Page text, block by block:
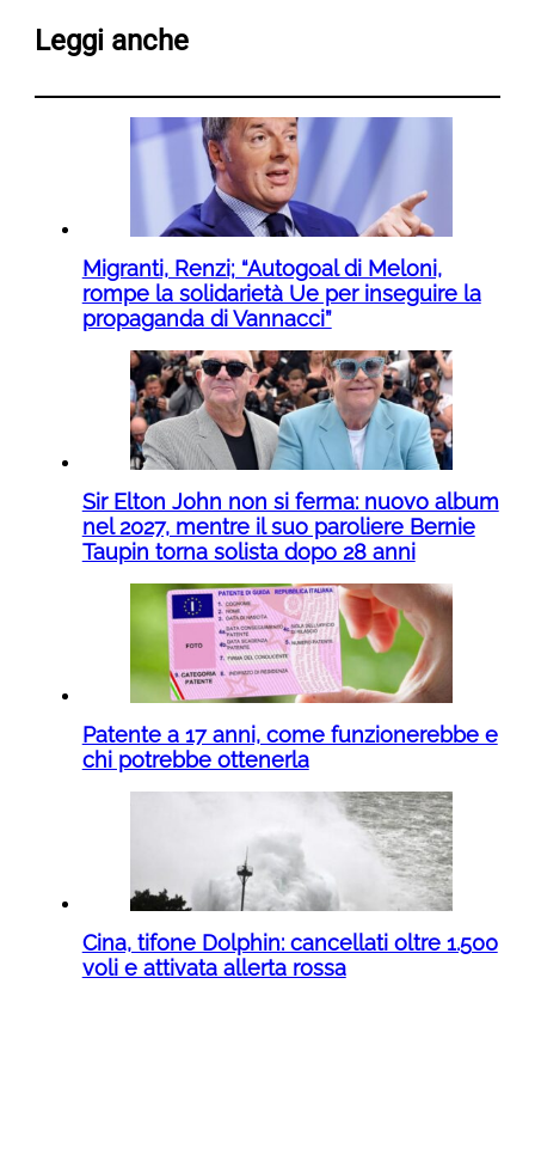
Leggi anche
Migranti, Renzi; “Autogoal di Meloni,
rompe la solidarietà Ue per inseguire la
propaganda di Vannacci”
Sir Elton John non si ferma: nuovo album
nel 2027, mentre il suo paroliere Bernie
Taupin torna solista dopo 28 anni
Patente a 17 anni, come funzionerebbe e
chi potrebbe ottenerla
Cina, tifone Dolphin: cancellati oltre 1.500
voli e attivata allerta rossa